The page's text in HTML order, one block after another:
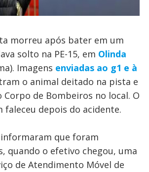
morreu após bater em um
solto na PE-15, em Olinda
Imagens enviadas ao g1 e à
o animal deitado na pista e
Corpo de Bombeiros no local. O
faleceu depois do acidente.
que foram
quando o efetivo chegou, uma
de Atendimento Móvel de